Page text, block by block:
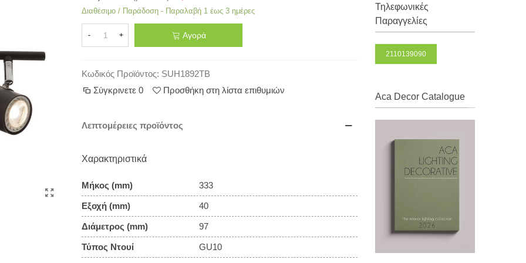
Διαθέσιμο / Παράδοση - Παραλαβή 1 έως 3 ημέρες
- + Αγορά
Κωδικός Προϊόντος: SUH1892TB
Σύγκρινετε 0 Προσθήκη στη λίστα επιθυμιών
Λεπτομέρειες προϊόντος
Χαρακτηριστικά
Μήκος (mm) 333
Εξοχή (mm) 40
Διάμετρος (mm) 97
Τύπος Ντουί GU10
Τηλεφωνικές
Παραγγελίες
2110139090
Aca Decor Catalogue